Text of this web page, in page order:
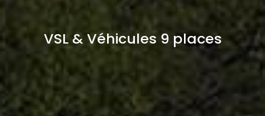
VSL & Véhicules 9 places